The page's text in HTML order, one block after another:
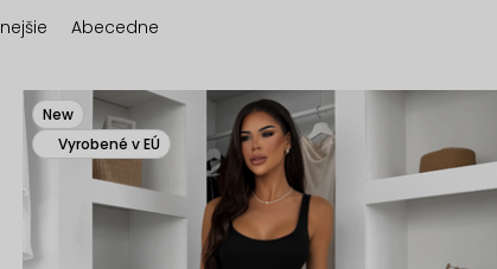
Abecedne
New
Vyrobené v EÚ